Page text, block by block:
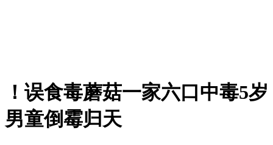
！误食毒蘑菇一家六口中毒5岁
男童倒霉归天